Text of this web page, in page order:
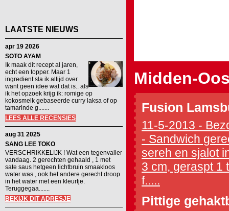
LAATSTE NIEUWS
apr 19 2026
SOTO AYAM
Ik maak dit recept al jaren,
echt een topper. Maar 1
ingredient sla ik altijd over
want geen idee wat dat is.. als
ik het opzoek krijg ik: romige op
kokosmelk gebaseerde curry laksa of op
tamarinde g.......
LEES ALLE RECENSIES
aug 31 2025
SANG LEE TOKO
VERSCHRIKKELIJK ! Wat een tegenvaller
vandaag. 2 gerechten gehaald , 1 met
sate saus hetgeen lichtbruin smaakloos
water was , ook het andere gerecht droop
in het water met een kleurtje.
Teruggegaa.......
BEKIJK DIT ADRESJE
Midden-
Fusion
11-5-2013 -
- Sandwich
sereh en sjalot
3 cm, geraspt 1
f.....
Pittige